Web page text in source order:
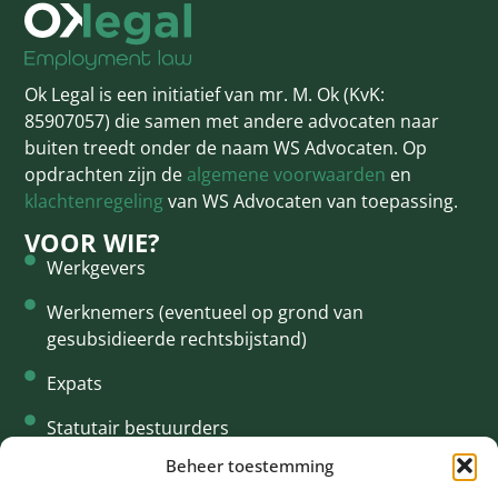
Beheer toestemming
Ok Legal is een initiatief van mr. M. Ok (KvK:
85907057) die samen met andere advocaten naar
buiten treedt onder de naam WS Advocaten. Op
opdrachten zijn de algemene voorwaarden en
klachtenregelingvan WS Advocaten van toepassing.
VOOR WIE?
Werkgevers
Werknemers (eventueel op grond van
gesubsidieerde rechtsbijstand)
Expats
Statutair bestuurders